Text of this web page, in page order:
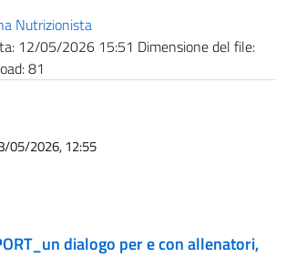
Nutrizionista
12/05/2026 15:51 Dimensione del file:
81
05/2026, 12:55
dialogo per e con allenatori,